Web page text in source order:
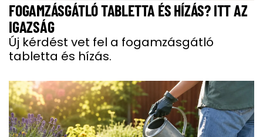
FOGAMZÁSGÁTLÓ TABLETTA ÉS HÍZÁS? ITT AZ
IGAZSÁG
Új kérdést vet fel a fogamzásgátló
tabletta és hízás.